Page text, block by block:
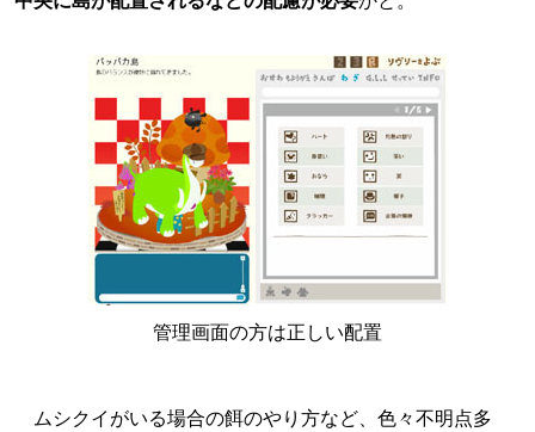
管理画面の方は正しい配置
ムシクイがいる場合の餌のやり方など、色々不明点多